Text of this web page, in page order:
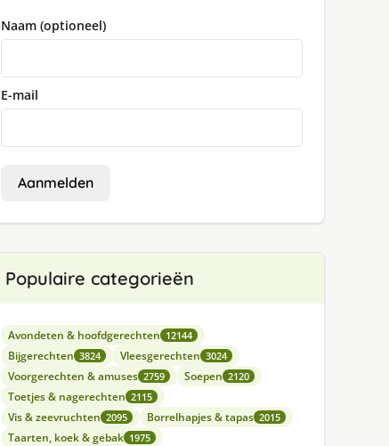
Naam (optioneel)
E-mail
Aanmelden
Populaire categorieën
Avondeten & hoofdgerechten 12144
Bijgerechten 3824 Vleesgerechten 3024
Voorgerechten & amuses 2759 Soepen 2120
Toetjes & nagerechten 2115
Vis & zeevruchten 2095 Borrelhapjes & tapas 2015
Taarten, koek & gebak 1975